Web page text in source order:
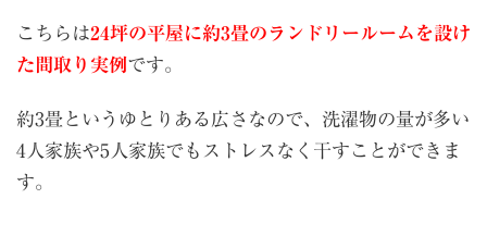
こちらは24坪の平屋に約3畳のランドリールームを設け
た間取り実例 です。
約3畳というゆとりある広さなので、洗濯物の量が多い
4人家族や5人家族でもストレスなく干すことができま
す。